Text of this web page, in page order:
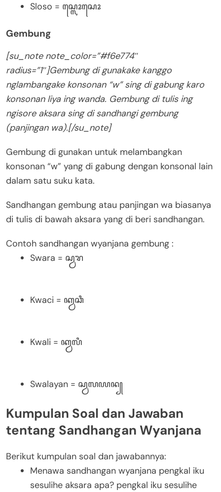
Sloso = ꦱ꧀ꦭꦺꦴꦱꦺꦴ
Gembung
[su_note note_color=”#f6e774″
radius=”1″]Gembung di gunakake kanggo
nglambangake konsonan “w” sing di gabung karo
konsonan liya ing wanda. Gembung di tulis ing
ngisore aksara sing di sandhangi gembung
(panjingan wa).[/su_note]
Gembung di gunakan untuk melambangkan
konsonan “w” yang di gabung dengan konsonal lain
dalam satu suku kata.
Sandhangan gembung atau panjingan wa biasanya
di tulis di bawah aksara yang di beri sandhangan.
Contoh sandhangan wyanjana gembung :
Swara = ꦱ꧀ꦮꦫ
Kwaci = ꦏ꧀ꦮꦕꦶ
Kwali = ꦏ꧀ꦮꦭꦶ
Swalayan = ꦱ꧀ꦮꦭꦪꦤ꧀
Kumpulan Soal dan Jawaban
tentang Sandhangan Wyanjana
Berikut kumpulan soal dan jawabannya:
Menawa sandhangan wyanjana pengkal iku
sesulihe aksara apa? pengkal iku sesulihe